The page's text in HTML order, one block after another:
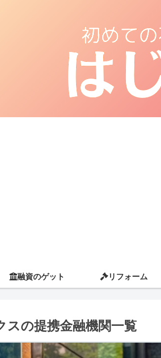
融資のゲット リフォーム
スの提携金融機関一覧